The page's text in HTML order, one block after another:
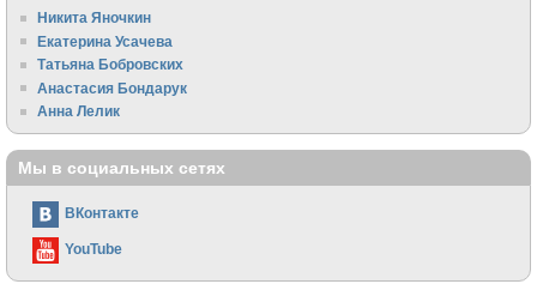
Никита Яночкин
Екатерина Усачева
Татьяна Бобровских
Анастасия Бондарук
Анна Лелик
Мы в социальных сетях
ВКонтакте
YouTube